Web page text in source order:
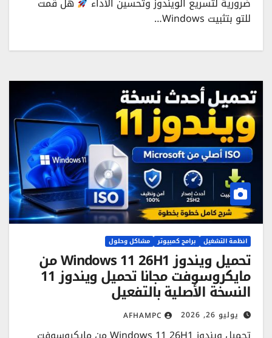
للتو بتثبيت Windows…
انظمة التشغيل برامج كمبيوتر مشاكل وحلول
تحميل ويندوز Windows 11 26H1 من
مايكروسوفت مجانا تحميل ويندوز 11
النسخة الأصلية بالتفعيل
يوليو 26, 2026 AFHAMPC